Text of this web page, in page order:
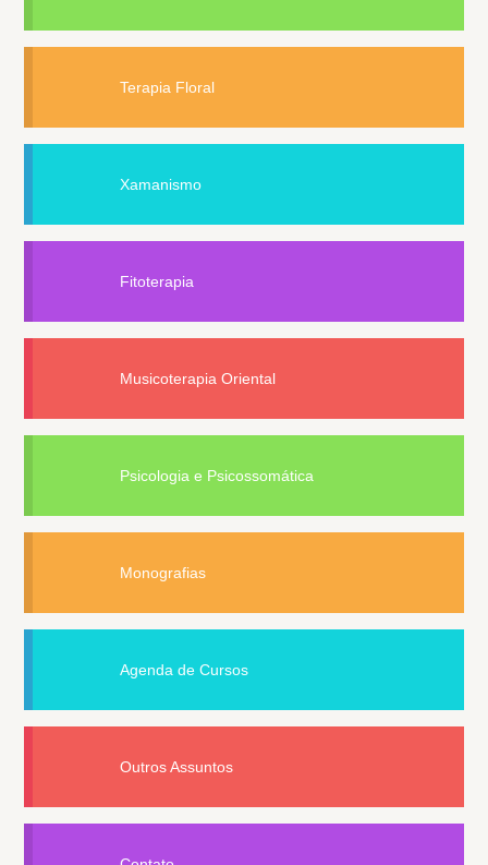
Terapia Floral
Xamanismo
Fitoterapia
Musicoterapia Oriental
Psicologia e Psicossomática
Monografias
Agenda de Cursos
Outros Assuntos